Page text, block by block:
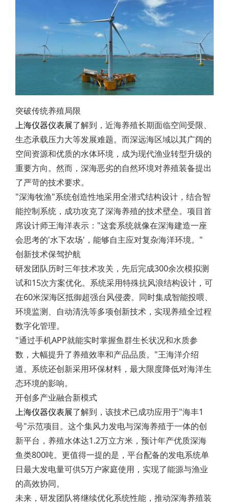
突破传统养殖局限
上海仪器仪表展了解到，近海养殖长期面临空间受限、
生态承载压力大等发展难题。而深远海区域以其广阔的
空间资源和优质的水体环境，成为现代渔业转型升级的
重要方向。然而，深海恶劣的自然环境对养殖装备提出
了严苛的技术要求。
"深海牧渔"系统创造性地采用全潜式结构设计，结合智
能控制系统，成功攻克了深海养殖的技术壁垒。项目首
席设计师王海洋表示："这套系统就像在深海建造一座
会思考的'水下农场'，能够自主应对复杂海洋环境。"
创新技术保驾护航
研发团队历时三年技术攻关，先后完成300余次模拟测
试和15次方案优化。系统采用特殊抗风浪结构设计，可
在60米深海区抵御超强台风侵袭。同时集成智能投喂、
环境监测、自动清洗等多项创新技术，实现养殖全过程
数字化管理。
"通过手机APP就能实时掌握鱼群生长状况和水质参
数，大幅提升了养殖效率和产品品质。"王海洋介绍
道。系统还创新采用环保材料，最大限度降低对海洋生
态环境的影响。
开创多产业融合新模式
上海仪器仪表展了解到，该技术已成功应用于"海丰1
号"示范项目。这个集风力发电与深海养殖于一体的创
新平台，养殖水体达1.2万立方米，预计年产优质深海
鱼类800吨。更值得一提的是，平台配备的发电系统单
日最大发电量可供5万户家庭使用，实现了能源与渔业
的高效协同。
未来，研发团队将继续优化系统性能，推动深海养殖装